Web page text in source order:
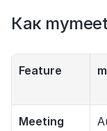
Как
Feature
Meeting